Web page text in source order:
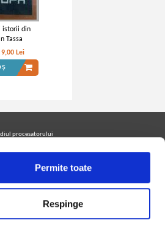
Permite toate
Respinge
istorii din
Tassa
9,00 Lei
procesatorului
a fi la curent cu